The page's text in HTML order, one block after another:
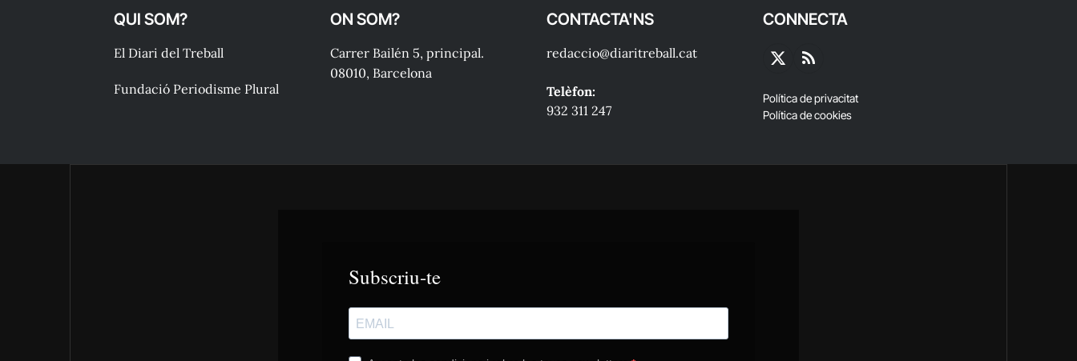
QUI SOM?
El Diari del Treball
Fundació Periodisme Plural
ON SOM?
Carrer Bailén 5, principal.
08010, Barcelona
CONTACTA'NS
redaccio@diaritreball.cat
Telèfon:
932 311 247
CONNECTA
X
RSS
Política de privacitat
Política de cookies